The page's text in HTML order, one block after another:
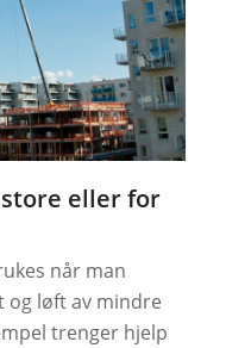
eller for
når man
og løft av mindre
trenger hjelp